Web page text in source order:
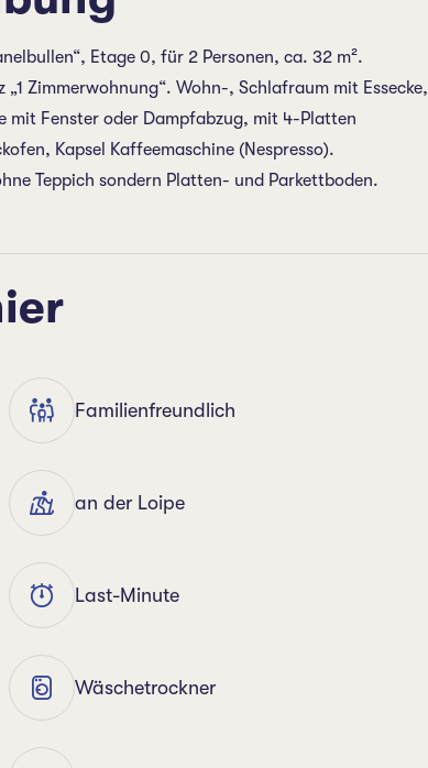
Etage 0, für 2 Personen, ca. 32 m².
Zimmerwohnung“. Wohn-, Schlafraum mit Essecke,
Fenster oder Dampfabzug, mit 4-Platten
Kapsel Kaffeemaschine (Nespresso).
Teppich sondern Platten- und Parkettboden.
Familienfreundlich
an der Loipe
Last-Minute
Wäschetrockner